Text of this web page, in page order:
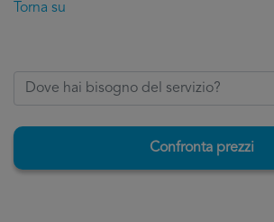
Torna su
Confronta prezzi